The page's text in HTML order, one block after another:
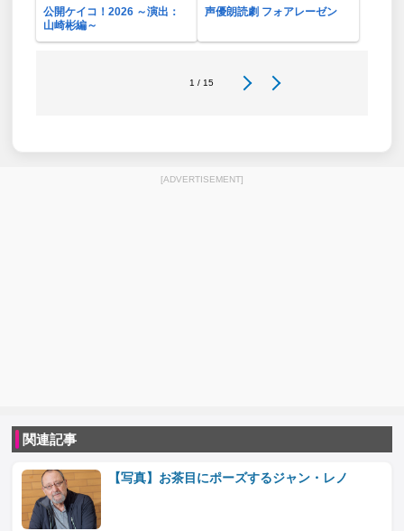
公開ケイコ！2026 ～演出：
山崎彬編～
声優朗読劇 フォアレーゼン
1 / 15
[ADVERTISEMENT]
関連記事
【写真】お茶目にポーズするジャン・レノ